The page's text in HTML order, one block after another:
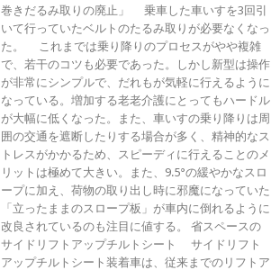
巻きだるみ取りの廃止」 乗車した車いすを3回引
いて行っていたベルトのたるみ取りが必要なくなっ
た。 これまでは乗り降りのプロセスがやや複雑
で、若干のコツも必要であった。しかし新型は操作
が非常にシンプルで、だれもが気軽に行えるように
なっている。増加する老老介護にとってもハードル
が大幅に低くなった。また、車いすの乗り降りは周
囲の交通を遮断したりする場合が多く、精神的なス
トレスがかかるため、スピーディに行えることのメ
リットは極めて大きい。また、9.5°の緩やかなスロ
ープに加え、荷物の取り出し時に邪魔になっていた
「立ったままのスロープ板」が車内に倒れるように
改良されているのも注目に値する。 省スペースの
サイドリフトアップチルトシート サイドリフト
アップチルトシート装着車は、従来までのリフトア